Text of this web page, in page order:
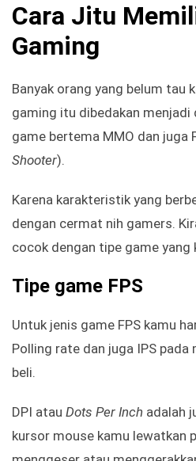
Cara Jitu
Gaming
Banyak orang yang belum tau
gaming itu dibedakan menjadi
game bertema MMO dan juga
Shooter).
Karena karakteristik yang
dengan cermat nih gamers.
cocok dengan tipe game yang
Tipe game FPS
Untuk jenis game FPS kamu
Polling rate dan juga IPS pada
beli.
DPI atau Dots Per Inch adalah
kursor mouse kamu lewatkan